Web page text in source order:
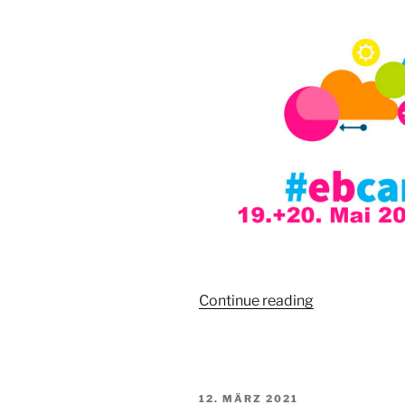
Continue reading„#
POSTED
12. MÄRZ 2021